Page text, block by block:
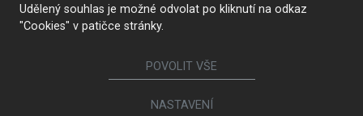
Vom Entwurf bis zur
Modernste Technologie
Udělený souhlas je možné odvolat po kliknutí na odkaz
"Cookies" v patičce stránky.
POVOLIT VŠE
NASTAVENÍ